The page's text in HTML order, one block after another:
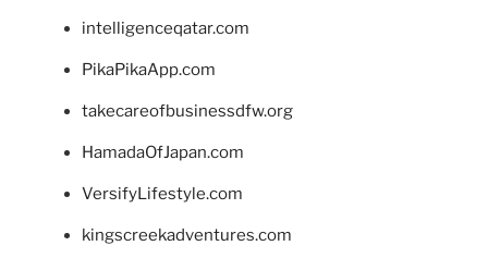
intelligenceqatar.com
PikaPikaApp.com
takecareofbusinessdfw.org
HamadaOfJapan.com
VersifyLifestyle.com
kingscreekadventures.com